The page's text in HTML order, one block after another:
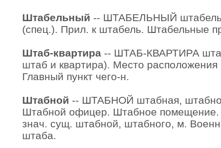
Штабельный -- ШТАБЕЛЬНЫЙ
(спец.). Прил. к штабель. Штабельные
Штаб-квартира -- ШТАБ-КВАРТИРА
штаб и квартира). Место
Главный пункт чего-н.
Штабной -- ШТАБНОЙ штабная,
Штабной офицер. Штабное помещение.
знач. сущ. штабной, штабного, м.
штаба.